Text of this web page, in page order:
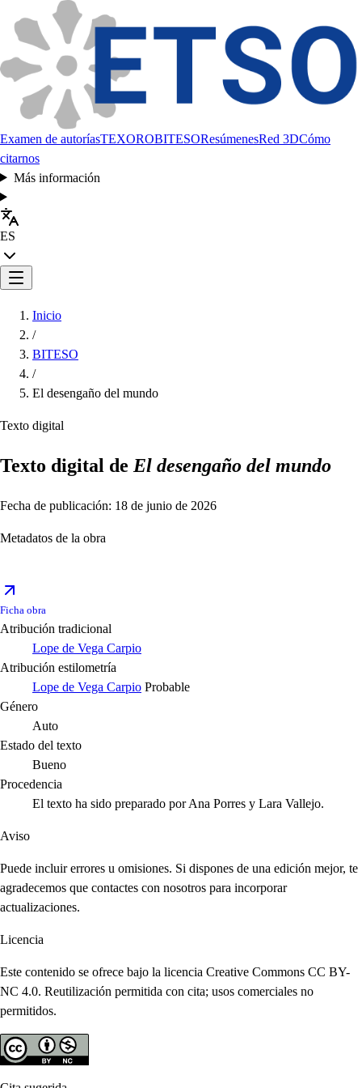
Examen de autoríasTEXOROBITESOResúmenesRed 3DCómo
citarnos
Más información
ES
Inicio
/
BITESO
/
El desengaño del mundo
Texto digital
Texto digital de El desengaño del mundo
Fecha de publicación: 18 de junio de 2026
Metadatos de la obra
Ficha obra
Atribución tradicional
Lope de Vega Carpio
Atribución estilometría
Lope de Vega Carpio Probable
Género
Auto
Estado del texto
Bueno
Procedencia
El texto ha sido preparado por Ana Porres y Lara Vallejo.
Aviso
Puede incluir errores u omisiones. Si dispones de una edición mejor, te
agradecemos que contactes con nosotros para incorporar
actualizaciones.
Licencia
Este contenido se ofrece bajo la licencia Creative Commons CC BY-
NC 4.0. Reutilización permitida con cita; usos comerciales no
permitidos.